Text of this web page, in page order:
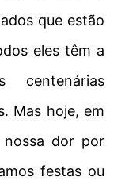
que estão
eles têm a
centenárias
Mas hoje, em
dor por
festas ou